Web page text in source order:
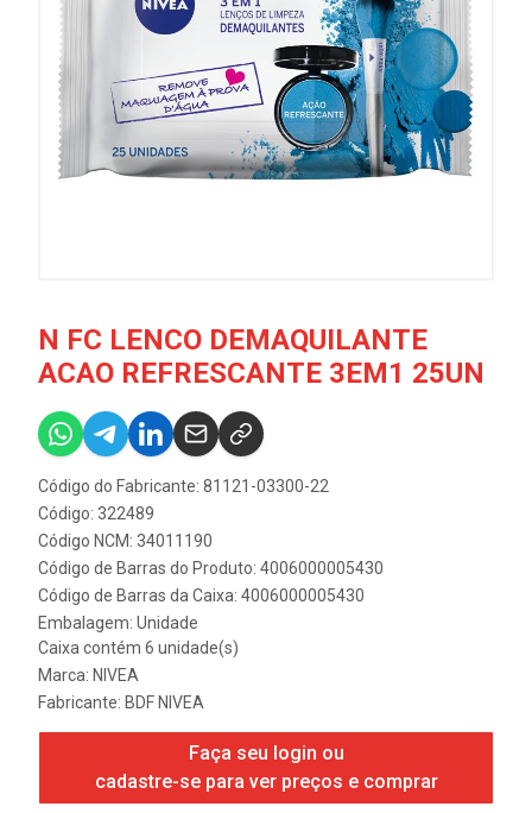
N FC LENCO DEMAQUILANTE
ACAO REFRESCANTE 3EM1 25UN
Código do Fabricante: 81121-03300-22
Código: 322489
Código NCM: 34011190
Código de Barras do Produto: 4006000005430
Código de Barras da Caixa: 4006000005430
Embalagem: Unidade
Caixa contém 6 unidade(s)
Marca: NIVEA
Fabricante: BDF NIVEA
Faça seu login ou
cadastre-se para ver preços e comprar